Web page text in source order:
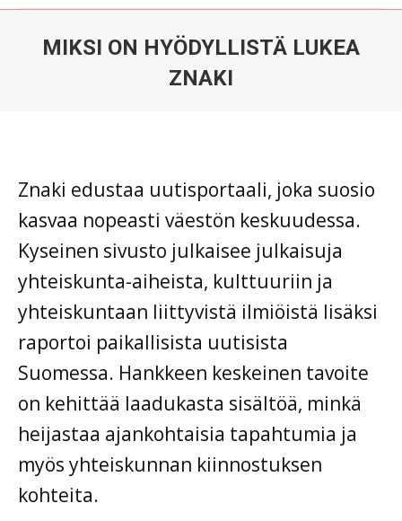
MIKSI ON HYÖDYLLISTÄ LUKEA
ZNAKI
Znaki edustaa uutisportaali, joka suosio
kasvaa nopeasti väestön keskuudessa.
Kyseinen sivusto julkaisee julkaisuja
yhteiskunta-aiheista, kulttuuriin ja
yhteiskuntaan liittyvistä ilmiöistä lisäksi
raportoi paikallisista uutisista
Suomessa. Hankkeen keskeinen tavoite
on kehittää laadukasta sisältöä, minkä
heijastaa ajankohtaisia tapahtumia ja
myös yhteiskunnan kiinnostuksen
kohteita.